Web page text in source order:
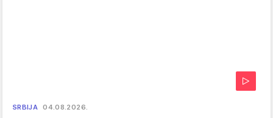
SRBIJA 04.08.2026.